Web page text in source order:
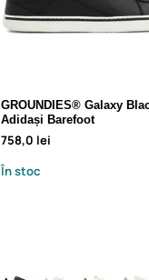
GROUNDIES® Galaxy
Adidași Barefoot
758,0 lei
În stoc